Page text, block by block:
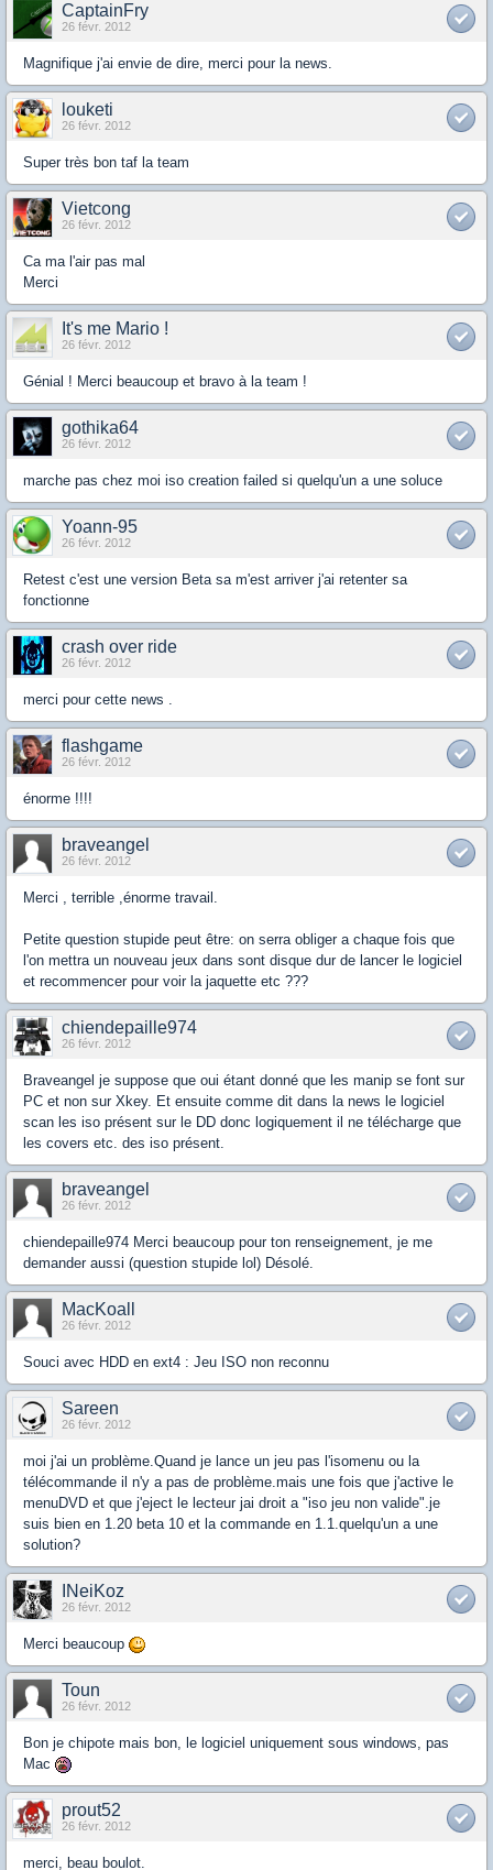
CaptainFry
26 févr. 2012
Magnifique j'ai envie de dire, merci pour la news.
louketi
26 févr. 2012
Super très bon taf la team
Vietcong
26 févr. 2012
Ca ma l'air pas mal
Merci
It's me Mario !
26 févr. 2012
Génial ! Merci beaucoup et bravo à la team !
gothika64
26 févr. 2012
marche pas chez moi iso creation failed si quelqu'un a une soluce
Yoann-95
26 févr. 2012
Retest c'est une version Beta sa m'est arriver j'ai retenter sa
fonctionne
crash over ride
26 févr. 2012
merci pour cette news .
flashgame
26 févr. 2012
énorme !!!!
braveangel
26 févr. 2012
Merci , terrible ,énorme travail.
Petite question stupide peut être: on serra obliger a chaque fois que
l'on mettra un nouveau jeux dans sont disque dur de lancer le logiciel
et recommencer pour voir la jaquette etc ???
chiendepaille974
26 févr. 2012
Braveangel je suppose que oui étant donné que les manip se font sur
PC et non sur Xkey. Et ensuite comme dit dans la news le logiciel
scan les iso présent sur le DD donc logiquement il ne télécharge que
les covers etc. des iso présent.
braveangel
26 févr. 2012
chiendepaille974 Merci beaucoup pour ton renseignement, je me
demander aussi (question stupide lol) Désolé.
MacKoall
26 févr. 2012
Souci avec HDD en ext4 : Jeu ISO non reconnu
Sareen
26 févr. 2012
moi j'ai un problème.Quand je lance un jeu pas l'isomenu ou la
télécommande il n'y a pas de problème.mais une fois que j'active le
menuDVD et que j'eject le lecteur jai droit a "iso jeu non valide".je
suis bien en 1.20 beta 10 et la commande en 1.1.quelqu'un a une
solution?
INeiKoz
26 févr. 2012
Merci beaucoup
Toun
26 févr. 2012
Bon je chipote mais bon, le logiciel uniquement sous windows, pas
Mac
prout52
26 févr. 2012
merci, beau boulot.